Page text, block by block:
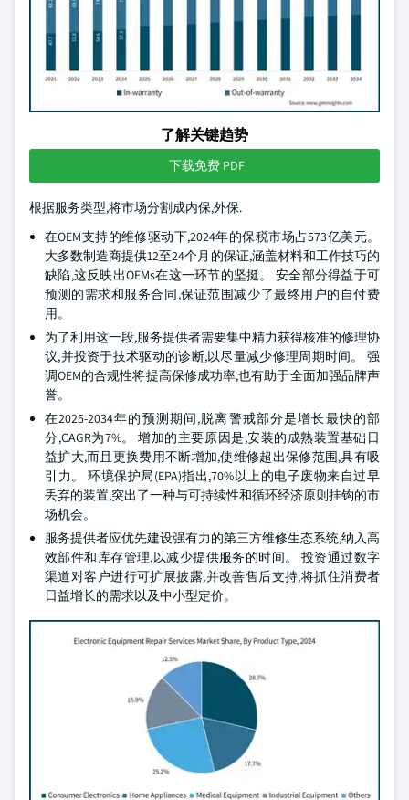
了解关键趋势
下载免费 PDF
根据服务类型,将市场分割成内保,外保.
在OEM支持的维修驱动下,2024年的保税市场占573亿美元。
大多数制造商提供12至24个月的保证,涵盖材料和工作技巧的
缺陷,这反映出OEMs在这一环节的坚挺。 安全部分得益于可
预测的需求和服务合同,保证范围减少了最终用户的自付费
用。
为了利用这一段,服务提供者需要集中精力获得核准的修理协
议,并投资于技术驱动的诊断,以尽量减少修理周期时间。 强
调OEM的合规性将提高保修成功率,也有助于全面加强品牌声
誉。
在2025-2034年的预测期间,脱离警戒部分是增长最快的部
分,CAGR为7%。 增加的主要原因是,安装的成熟装置基础日
益扩大,而且更换费用不断增加,使维修超出保修范围,具有吸
引力。 环境保护局(EPA)指出,70%以上的电子废物来自过早
丢弃的装置,突出了一种与可持续性和循环经济原则挂钩的市
场机会。
服务提供者应优先建设强有力的第三方维修生态系统,纳入高
效部件和库存管理,以减少提供服务的时间。 投资通过数字
渠道对客户进行可扩展披露,并改善售后支持,将抓住消费者
日益增长的需求以及中小型定价。